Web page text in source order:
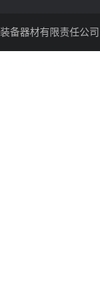
备器材有限责任公司